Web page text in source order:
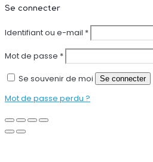
Se connecter
Identifiant ou e-mail *
Mot de passe *
Se souvenir de moi
Se connecter
Mot de passe perdu ?